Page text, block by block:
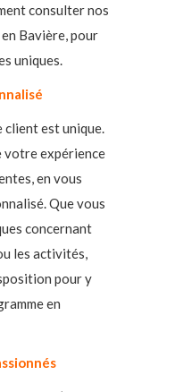
consulter nos
Bavière, pour
uniques.
client est unique.
votre expérience
en vous
Que vous
concernant
les activités,
pour y
en